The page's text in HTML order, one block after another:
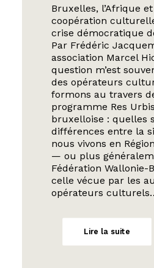
Bruxelles, l’Afrique
coopération
crise démocratique
Par Frédéric
association Marcel
question m’est
des opérateurs
formons au travers
programme Res
bruxelloise : quelles
différences entre la
nous vivons en
— ou plus
Fédération
celle vécue par les
opérateurs
Lire la suite